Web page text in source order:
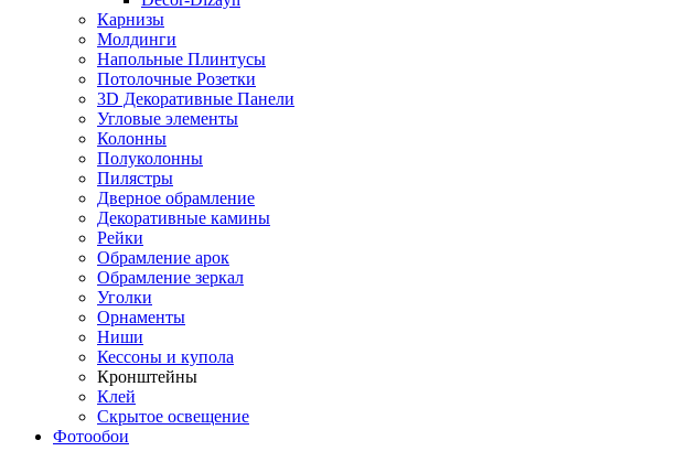
Карнизы
Молдинги
Напольные Плинтусы
Потолочные Розетки
3D Декоративные Панели
Угловые элементы
Колонны
Полуколонны
Пилястры
Дверное обрамление
Декоративные камины
Рейки
Обрамление арок
Обрамление зеркал
Уголки
Орнаменты
Ниши
Кессоны и купола
Кронштейны
Клей
Скрытое освещение
Фотообои